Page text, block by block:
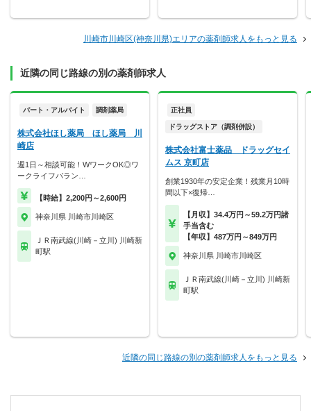
川崎市川崎区(神奈川県)エリアの薬剤師求人をもっと見る
近隣の同じ路線の別の薬剤師求人
パート・アルバイト 調剤薬局
株式会社ほし薬局 ほし薬局 川
崎店
週1日～相談可能！WワークOK◎ワ
ークライフバラン…
【時給】2,200円～2,600円
神奈川県 川崎市川崎区
ＪＲ南武線(川崎－立川) 川崎新
町駅
正社員
ドラッグストア（調剤併設）
株式会社富士薬品 ドラッグセイ
ムス 京町店
創業1930年の安定企業！残業月10時
間以下×復帰…
【月収】34.4万円～59.2万円諸
手当含む
【年収】487万円～849万円
神奈川県 川崎市川崎区
ＪＲ南武線(川崎－立川) 川崎新
町駅
近隣の同じ路線の別の薬剤師求人をもっと見る